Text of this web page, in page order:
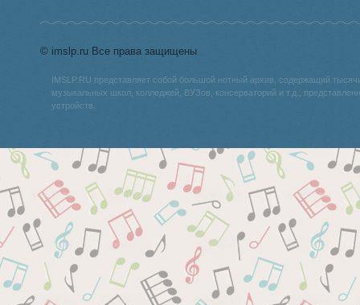
© imslp.ru Все права защищены
IMSLP.RU представляет собой большой нотный архив, содержащий
музыкальных школ, колледжей, ВУЗов, консерваторий и т.д.,
устройств.